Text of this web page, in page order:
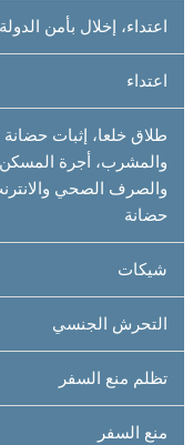
اعتداء، إخلال بأمن
اعتداء
طلاق خلعا، إثبات
والمشرب، أجرة المسكن،
والصرف الصحي
حضانة
شيكات
التحرش الجنسي
تظلم منع السفر
منع السفر